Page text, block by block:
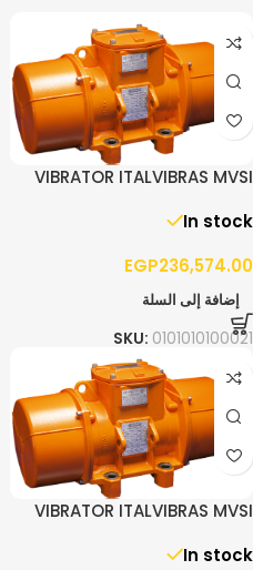
VIBRATOR ITALVIBRAS MVSI
In stock
EGP236,574.00
إضافة إلى السلة
SKU: 0101010100021
VIBRATOR ITALVIBRAS MVSI
In stock